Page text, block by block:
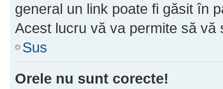
general un link poate fi găsit în
Acest lucru vă va permite să vă
Sus
Orele nu sunt corecte!